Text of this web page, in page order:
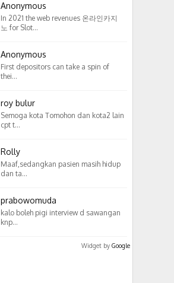
Anonymous
In 2021 the web revenues 온라인카지
노 for Slot…
Anonymous
First depositors can take a spin of
thei…
roy bulur
Semoga kota Tomohon dan kota2 lain
cpt t…
Rolly
Maaf,sedangkan pasien masih hidup
dan ta…
prabowomuda
kalo boleh pigi interview d sawangan
knp…
Widget by Google